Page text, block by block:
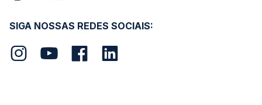
SIGA NOSSAS REDES SOCIAIS: